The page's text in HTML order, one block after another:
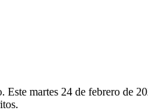
martes 24 de febrero de